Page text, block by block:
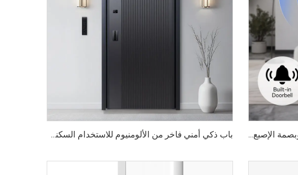
قفل باب بالوجه ثلاثي الأبعاد مع كاميرا وبصمة الإصبع وكلمة المرور والأوردة Tenon A9 Pro باب ذكي أمني فاخر من الألومنيوم للاستخدام السكني الرئيسي M8